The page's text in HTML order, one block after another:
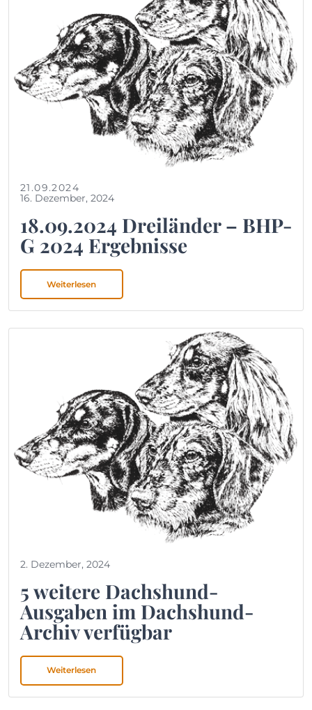
21.09.2024
16. Dezember, 2024
18.09.2024 Dreiländer – BHP-
G 2024 Ergebnisse
Weiterlesen
2. Dezember, 2024
5 weitere Dachshund-
Ausgaben im Dachshund-
Archiv verfügbar
Weiterlesen